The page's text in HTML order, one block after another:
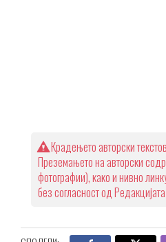
Крадењето авторски
Преземањето на авторски
фотографии), како и нивно
без согласност од